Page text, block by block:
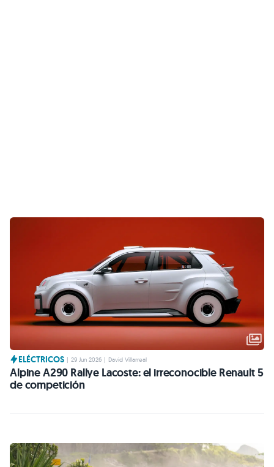
ELÉCTRICOS | 29 Jun 2026 | David Villarreal
Alpine A290 Rallye Lacoste: el irreconocible Renault 5
de competición